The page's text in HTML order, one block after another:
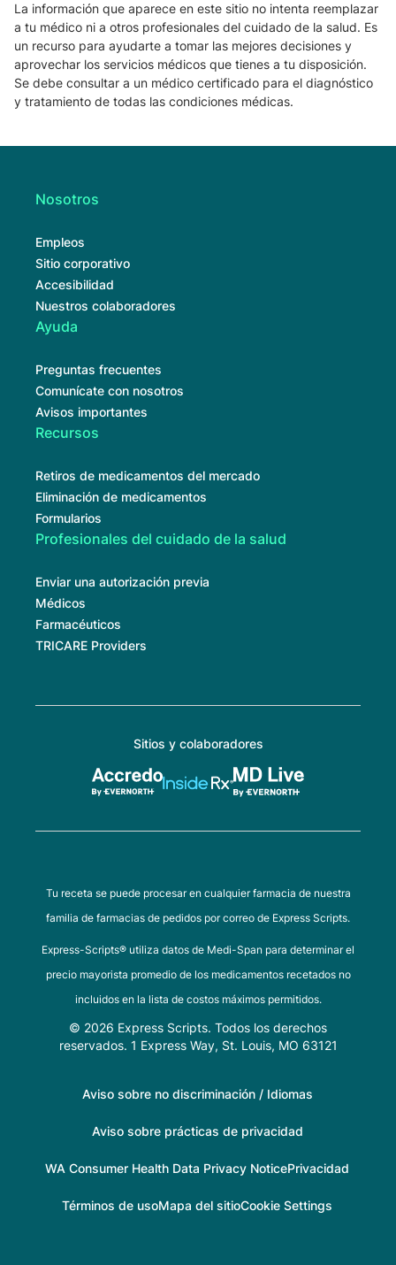
La información que aparece en este sitio no intenta reemplazar
a tu médico ni a otros profesionales del cuidado de la salud. Es
un recurso para ayudarte a tomar las mejores decisiones y
aprovechar los servicios médicos que tienes a tu disposición.
Se debe consultar a un médico certificado para el diagnóstico
y tratamiento de todas las condiciones médicas.
Nosotros
Empleos
Sitio corporativo
Accesibilidad
Nuestros colaboradores
Ayuda
Preguntas frecuentes
Comunícate con nosotros
Avisos importantes
Recursos
Retiros de medicamentos del mercado
Eliminación de medicamentos
Formularios
Profesionales del cuidado de la salud
Enviar una autorización previa
Médicos
Farmacéuticos
TRICARE Providers
Sitios y colaboradores
Tu receta se puede procesar en cualquier farmacia de nuestra
familia de farmacias de pedidos por correo de Express Scripts.
Express-Scripts® utiliza datos de Medi-Span para determinar el
precio mayorista promedio de los medicamentos recetados no
incluidos en la lista de costos máximos permitidos.
© 2026 Express Scripts. Todos los derechos
reservados. 1 Express Way, St. Louis, MO 63121
Aviso sobre no discriminación / Idiomas
Aviso sobre prácticas de privacidad
WA Consumer Health Data Privacy NoticePrivacidad
Términos de usoMapa del sitioCookie Settings